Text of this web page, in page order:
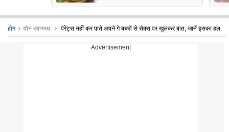
होम यौन स्वास्थ्य पेरेंट्स नहीं कर पाते अपने गे बच्चों से सेक्स पर खुलकर बात, जानें इसका हल
Advertisement